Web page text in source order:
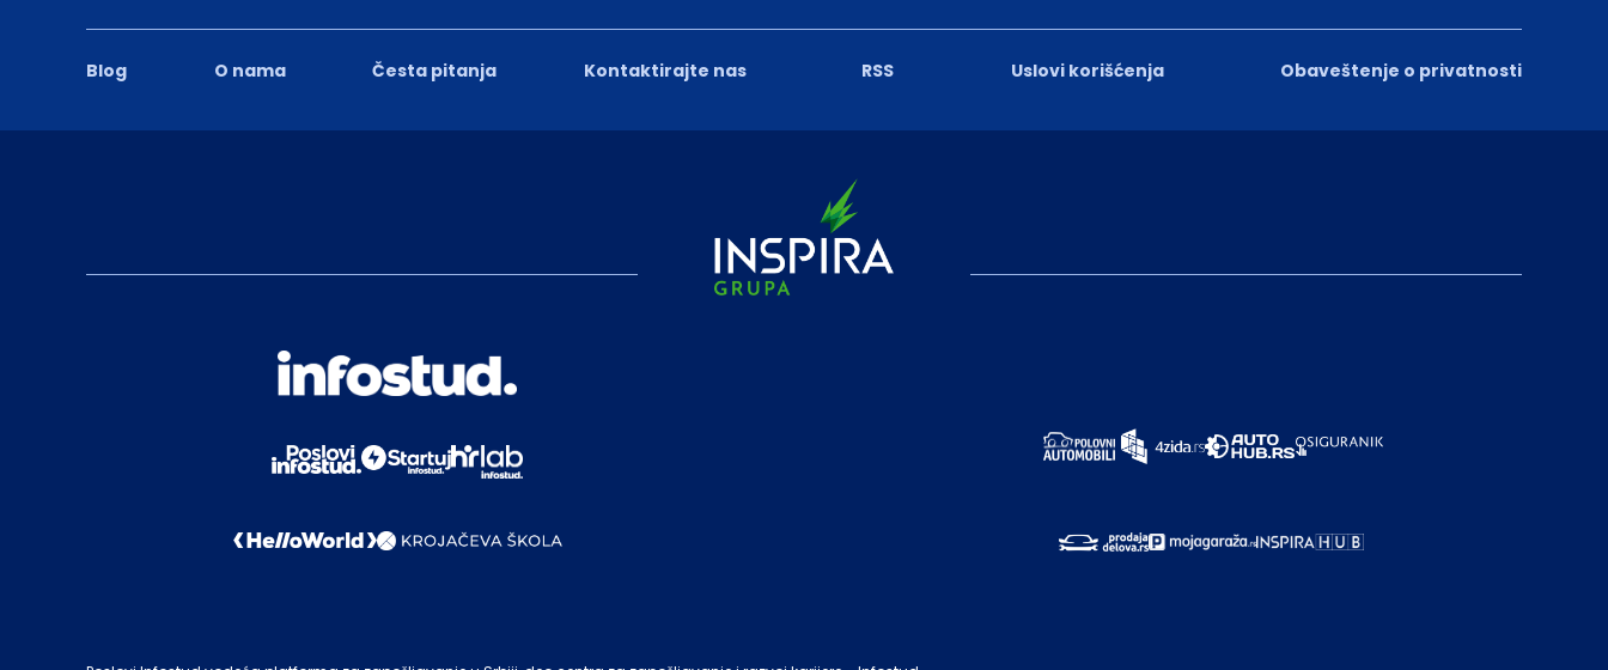
Blog O nama Česta pitanja Kontaktirajte nas RSS Uslovi korišćenja Obaveštenje o privatnosti